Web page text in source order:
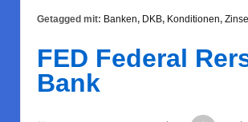
Getagged mit: Banken, DKB, Konditionen,
FED Federal
Bank